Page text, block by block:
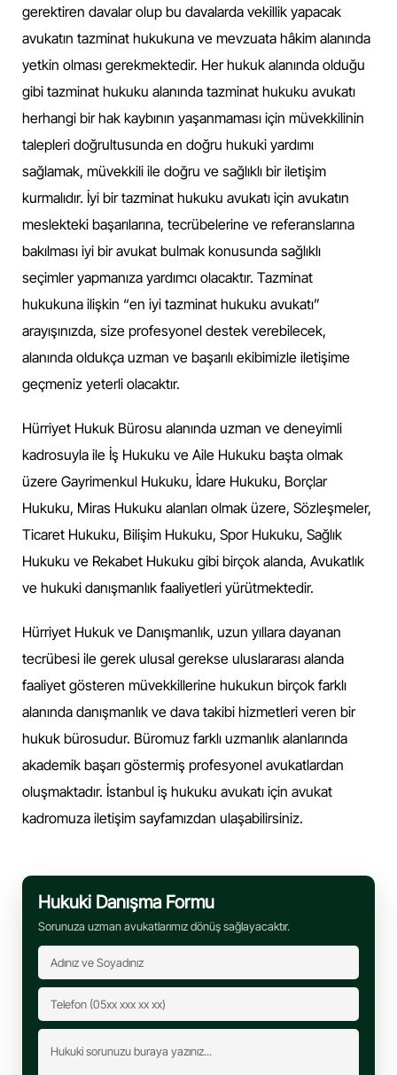
gerektiren davalar olup bu davalarda vekillik yapacak
avukatın tazminat hukukuna ve mevzuata hâkim alanında
yetkin olması gerekmektedir. Her hukuk alanında olduğu
gibi tazminat hukuku alanında tazminat hukuku avukatı
herhangi bir hak kaybının yaşanmaması için müvekkilinin
talepleri doğrultusunda en doğru hukuki yardımı
sağlamak, müvekkili ile doğru ve sağlıklı bir iletişim
kurmalıdır. İyi bir tazminat hukuku avukatı için avukatın
meslekteki başarılarına, tecrübelerine ve referanslarına
bakılması iyi bir avukat bulmak konusunda sağlıklı
seçimler yapmanıza yardımcı olacaktır. Tazminat
hukukuna ilişkin “en iyi tazminat hukuku avukatı”
arayışınızda, size profesyonel destek verebilecek,
alanında oldukça uzman ve başarılı ekibimizle iletişime
geçmeniz yeterli olacaktır.
Hürriyet Hukuk Bürosu alanında uzman ve deneyimli
kadrosuyla ile İş Hukuku ve Aile Hukuku başta olmak
üzere Gayrimenkul Hukuku, İdare Hukuku, Borçlar
Hukuku, Miras Hukuku alanları olmak üzere, Sözleşmeler,
Ticaret Hukuku, Bilişim Hukuku, Spor Hukuku, Sağlık
Hukuku ve Rekabet Hukuku gibi birçok alanda, Avukatlık
ve hukuki danışmanlık faaliyetleri yürütmektedir.
Hürriyet Hukuk ve Danışmanlık, uzun yıllara dayanan
tecrübesi ile gerek ulusal gerekse uluslararası alanda
faaliyet gösteren müvekkillerine hukukun birçok farklı
alanında danışmanlık ve dava takibi hizmetleri veren bir
hukuk bürosudur. Büromuz farklı uzmanlık alanlarında
akademik başarı göstermiş profesyonel avukatlardan
oluşmaktadır. İstanbul iş hukuku avukatı için avukat
kadromuza iletişim sayfamızdan ulaşabilirsiniz.
Hukuki Danışma Formu
Sorunuza uzman avukatlarımız dönüş sağlayacaktır.